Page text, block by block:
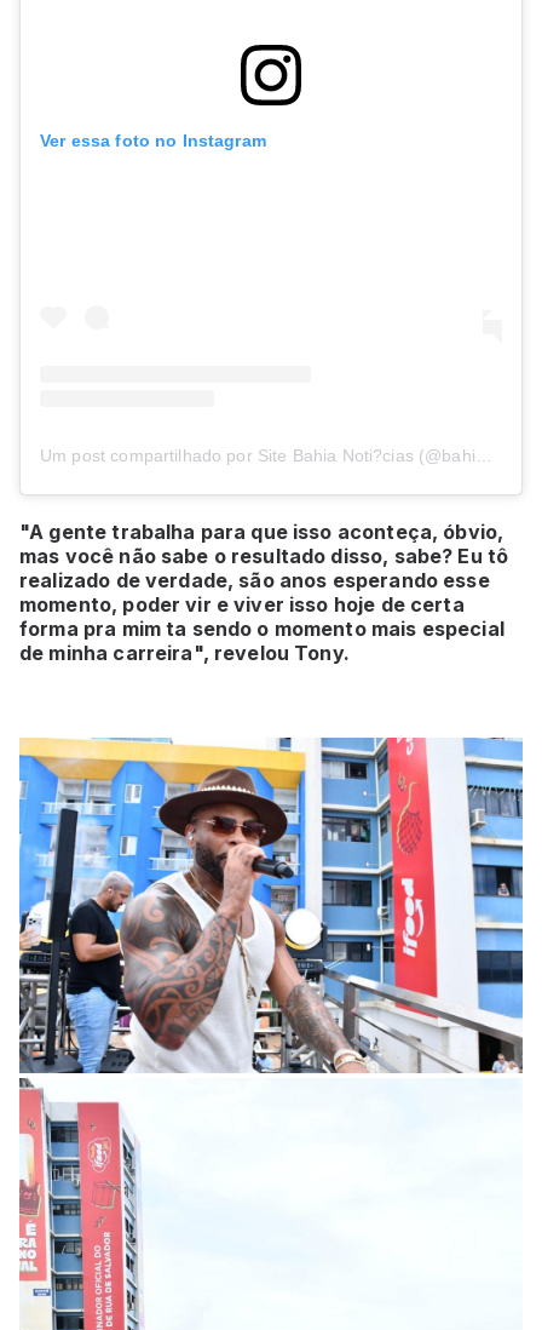
Ver essa foto no Instagram
Um post compartilhado por Site Bahia Noti?cias (@bahianoticias)
"A gente trabalha para que isso aconteça, óbvio,
mas você não sabe o resultado disso, sabe? Eu tô
realizado de verdade, são anos esperando esse
momento, poder vir e viver isso hoje de certa
forma pra mim ta sendo o momento mais especial
de minha carreira", revelou Tony.